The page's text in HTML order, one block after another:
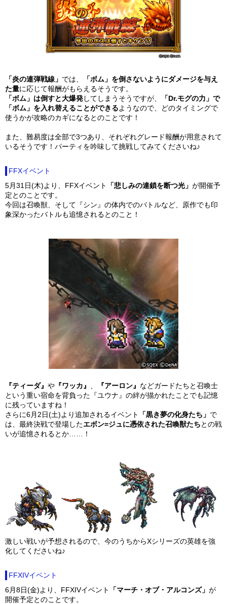
「炎の連弾戦線」 では、
「ボム」を倒さないようにダメージを与え
た量に応じて報酬がもらえるそうです。
「ボム」は倒すと大爆発してしまうそうですが、
「Dr.モグの力」で
「ボム」を入れ替えることができるようなので、どのタイミングで
使うかが攻略のカギになるとのことです！
また、難易度は全部で3つあり、それぞれグレード報酬が用意されて
いるそうです！パーティを吟味して挑戦してみてくださいね♪
FFXイベント
5月31日(木)より、FFXイベント
「悲しみの連鎖を断つ光」 が開催予
定とのことです。
今回は召喚獣、そして『シン』の体内でのバトルなど、原作でも印
象深かったバトルも追憶されるとのこと！
『ティーダ』 や 『ワッカ』 『アーロン』 などガードたちと召喚士
という重い宿命を背負った『ユウナ』の絆が描かれたことでも記憶
に残っていますね！
さらに6月2日(土)より追加されるイベント
「黒き夢の化身たち」 で
は、最終決戦で登場したエボン=ジュに憑依された召喚獣たちとの戦
いが追憶されるとか……！
激しい戦いが予想されるので、今のうちからXシリーズの英雄を強
化してくださいね♪
FFXIVイベント
6月8日(金)より、FFXIVイベント
「マーチ・オブ・アルコンズ」 が
開催予定とのことです。